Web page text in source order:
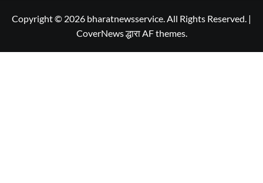
Copyright © 2026 bharatnewsservice. All Rights Reserved. |
CoverNewsद्धारा AF themes.